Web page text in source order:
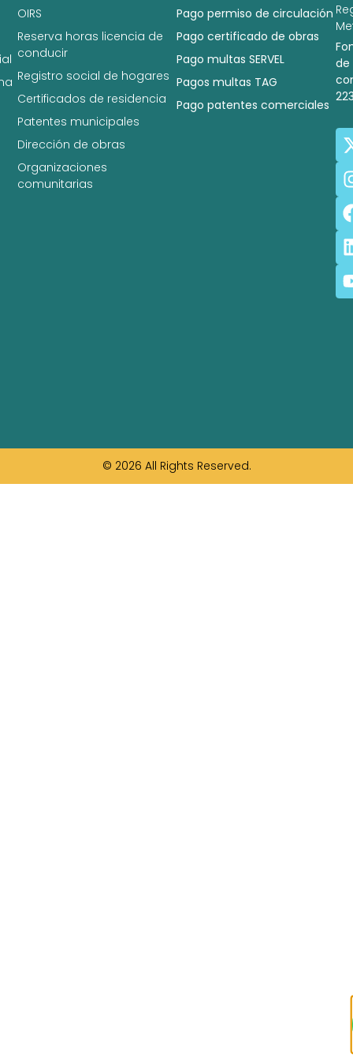
Pago permiso de circulación
Pago certificado de obras
Pago multas SERVEL
Pagos multas TAG
Pago patentes comerciales
OIRS
Reserva horas licencia de
conducir
Registro social de hogares
Certificados de residencia
Patentes municipales
Dirección de obras
Organizaciones
comunitarias
de
© 2026 All Rights Reserved.